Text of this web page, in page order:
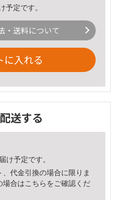
予定です。
・送料について
に入れる
配送する
け予定です。
代金引換の場合に限りま
場合はこちら をご確認くだ